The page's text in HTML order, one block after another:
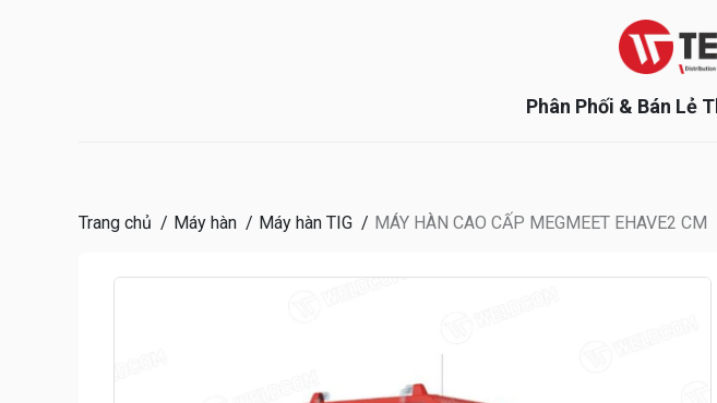
Phân Phối & Bán Lẻ
Trang chủ Máy hàn Máy hàn TIG MÁY HÀN CAO CẤP MEGMEET EHAVE2 CM